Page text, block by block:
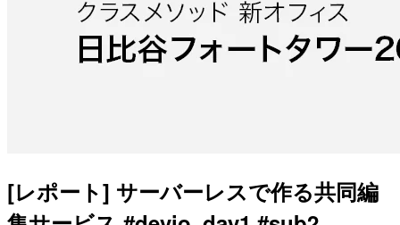
[レポート] サーバーレスで作る共同編